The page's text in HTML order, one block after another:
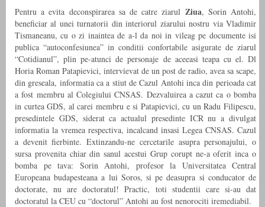
Pentru a evita deconspirarea sa de catre ziarul Ziua, Sorin Antohi,
beneficiar al unei turnatorii din interiorul ziarului nostru via Vladimir
Tismaneanu, cu o zi inaintea de a-l da noi in vileag pe documente isi
publica “autoconfesiunea” in conditii confortabile asigurate de ziarul
“Cotidianul”, plin pe-atunci de personaje de aceeasi teapa cu el. Dl
Horia Roman Patapievici, intervievat de un post de radio, avea sa scape,
din greseala, informatia ca a stiut de Cazul Antohi inca din perioada cat
a fost membru al Colegiului CNSAS. Dezvaluirea a cazut ca o bomba
in curtea GDS, al carei membru e si Patapievici, cu un Radu Filipescu,
presedintele GDS, siderat ca actualul presedinte ICR nu a divulgat
informatia la vremea respectiva, incalcand insasi Legea CNSAS. Cazul
a devenit fierbinte. Extinzandu-ne cercetarile asupra personajului, o
sursa provenita chiar din sanul acestui Grup corupt ne-a oferit inca o
bomba pe tava: Sorin Antohi, profesor la Universitatea Central
Europeana budapesteana a lui Soros, si pe deasupra si conducator de
doctorate, nu are doctoratul! Practic, toti studentii care si-au dat
doctoratul la CEU cu “doctorul” Antohi au fost nenorociti iremediabil.